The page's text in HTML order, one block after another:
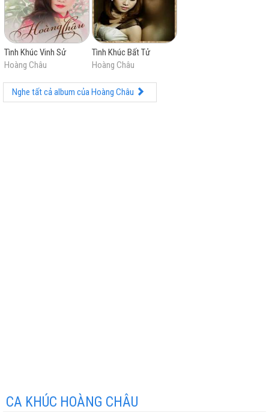
Tình Khúc Vinh Sử
Hoàng Châu
Tình Khúc Bất Tử
Hoàng Châu
Nghe tất cả album của Hoàng Châu
CA KHÚC HOÀNG CHÂU